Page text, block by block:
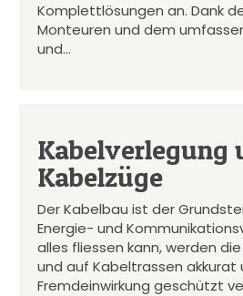
Komplettlösungen an. Dank
Monteuren und dem
und…
Kabelverlegung
Kabelzüge
Der Kabelbau ist der
Energie- und
alles fliessen kann, werden
und auf Kabeltrassen akkurat
Fremdeinwirkung geschützt